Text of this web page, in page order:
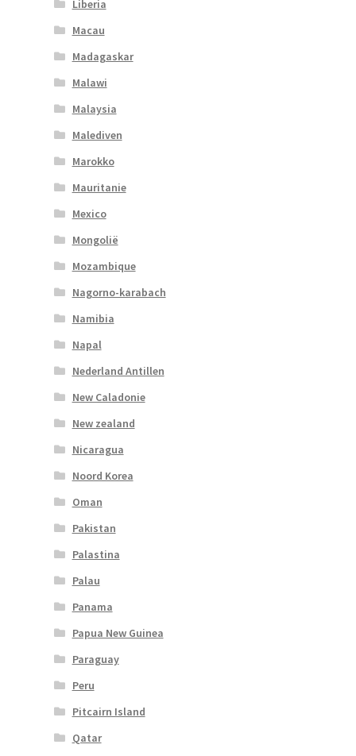
Liberia
Macau
Madagaskar
Malawi
Malaysia
Malediven
Marokko
Mauritanie
Mexico
Mongolië
Mozambique
Nagorno-karabach
Namibia
Napal
Nederland Antillen
New Caladonie
New zealand
Nicaragua
Noord Korea
Oman
Pakistan
Palastina
Palau
Panama
Papua New Guinea
Paraguay
Peru
Pitcairn Island
Qatar